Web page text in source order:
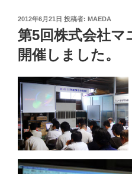
投
稿
日:
2012年6月21日 投稿者: MAEDA
第5回株式会社マ
開催しました。